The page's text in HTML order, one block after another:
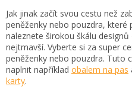
Jak jinak začít svou cestu než
peněženky nebo pouzdra, které
naleznete širokou škálu
nejtmavší. Vyberte si za super
peněženky nebo pouzdra. Tuto
naplnit například obalem na pas
karty.